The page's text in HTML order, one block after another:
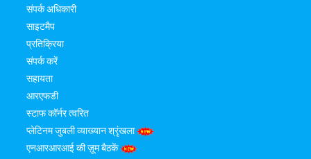
संपर्क अधिकारी
साइटमैप
प्रतिक्रिया
संपर्क करें
सहायता
आरएफडी
स्टाफ कॉर्नर त्वरित
प्लेटिनम जुबली व्याख्यान श्रृंखला
एनआरआरआई की ज़ूम बैठकें